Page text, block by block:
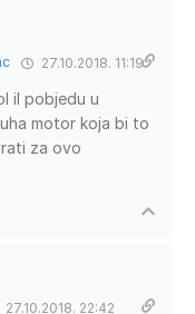
27.10.2018. 11:19
il pobjedu u
motor koja bi to
za ovo
27.10.2018. 22:42